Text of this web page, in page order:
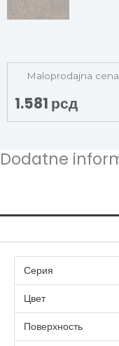
Maloprodajna
1.581 рсд
Dodatne
Серия
Цвет
Поверхность